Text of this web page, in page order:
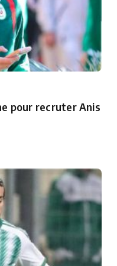
pour recruter Anis